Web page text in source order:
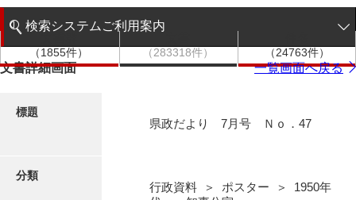
階層検索
写真・絵はがき
検索システムご利用案内
検索システムの利用について
（1855件）
（283318件）
（24763件）
文書詳細画面 一覧画面へ戻る
標題
県政だより 7月号 Ｎｏ．47
分類
行政資料 ＞ ポスター ＞ 1950年